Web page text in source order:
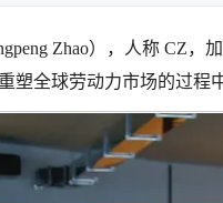
Zhao），人称 CZ
塑全球劳动力市场的过程